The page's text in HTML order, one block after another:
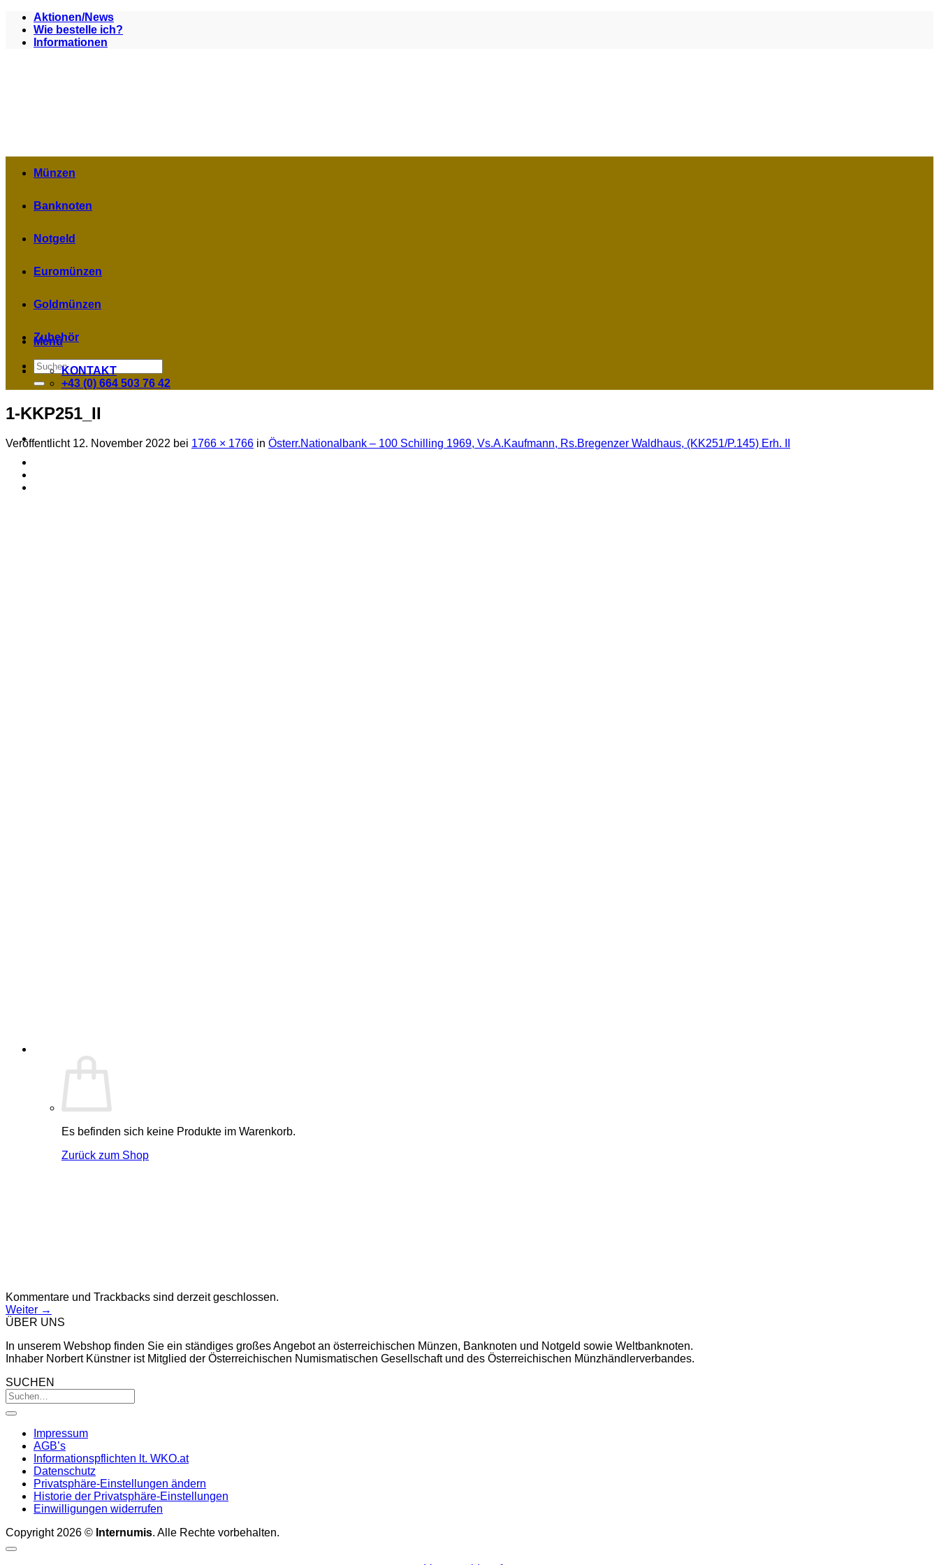
Zum
Inhalt
springen
Aktionen/News
Wie bestelle ich?
Informationen
Menü
Suchen
nach:
Es befinden sich keine Produkte im Warenkorb.
Zurück zum Shop
Münzen
Banknoten
Notgeld
Euromünzen
Goldmünzen
Zubehör
KONTAKT
+43 (0) 664 503 76 42
1-KKP251_II
Veröffentlicht 12. November 2022 bei 1766 × 1766 in Österr.Nationalbank – 100 Schilling 1969, Vs.A.Kaufmann, Rs.Bregenzer Waldhaus, (KK251/P.145) Erh. II
Kommentare und Trackbacks sind derzeit geschlossen.
Weiter →
ÜBER UNS
In unserem Webshop finden Sie ein ständiges großes Angebot an österreichischen Münzen, Banknoten und Notgeld sowie Weltbanknoten.
Inhaber Norbert Künstner ist Mitglied der Österreichischen Numismatischen Gesellschaft und des Österreichischen Münzhändlerverbandes.
SUCHEN
Impressum
AGB’s
Informationspflichten lt. WKO.at
Datenschutz
Privatsphäre-Einstellungen ändern
Historie der Privatsphäre-Einstellungen
Einwilligungen widerrufen
Copyright 2026 © Internumis. Alle Rechte vorbehalten.